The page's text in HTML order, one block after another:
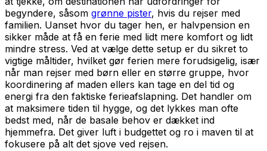
begyndere, såsom grønne pister, hvis du rejser med
familien. Uanset hvor du tager hen, er halvpension en
sikker måde at få en ferie med lidt mere komfort og lidt
mindre stress. Ved at vælge dette setup er du sikret to
vigtige måltider, hvilket gør ferien mere forudsigelig, især
når man rejser med børn eller en større gruppe, hvor
koordinering af maden ellers kan tage en del tid og
energi fra den faktiske ferieafslapning. Det handler om
at maksimere tiden til hygge, og det lykkes man ofte
bedst med, når de basale behov er dækket ind
hjemmefra. Det giver luft i budgettet og ro i maven til at
fokusere på alt det sjove ved rejsen.